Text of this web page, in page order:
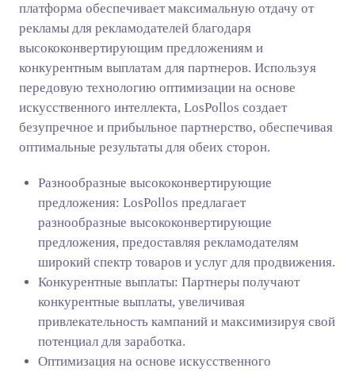
платформа обеспечивает максимальную отдачу от
рекламы для рекламодателей благодаря
высококонвертирующим предложениям и
конкурентным выплатам для партнеров. Используя
передовую технологию оптимизации на основе
искусственного интеллекта, LosPollos создает
безупречное и прибыльное партнерство, обеспечивая
оптимальные результаты для обеих сторон.
Разнообразные высококонвертирующие
предложения: LosPollos предлагает
разнообразные высококонвертирующие
предложения, предоставляя рекламодателям
широкий спектр товаров и услуг для продвижения.
Конкурентные выплаты: Партнеры получают
конкурентные выплаты, увеличивая
привлекательность кампаний и максимизируя свой
потенциал для заработка.
Оптимизация на основе искусственного